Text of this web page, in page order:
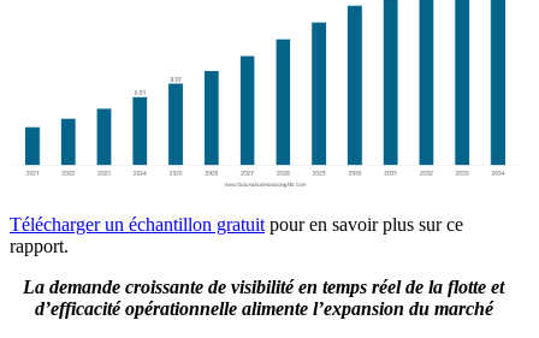
Télécharger un échantillon gratuit pour en savoir plus sur ce
rapport.
La demande croissante de visibilité en temps réel de la flotte et
d’efficacité opérationnelle alimente l’expansion du marché